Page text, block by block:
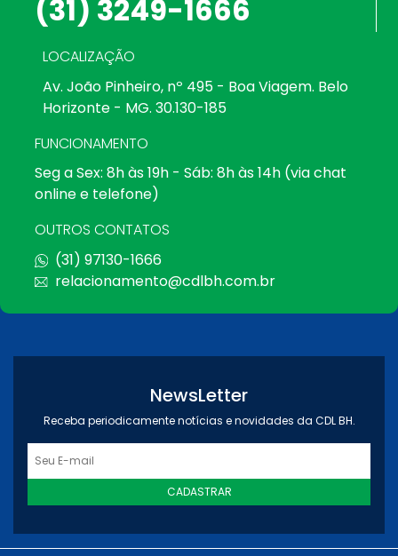
(31) 3249-1666
LOCALIZAÇÃO
Av. João Pinheiro, nº 495 - Boa Viagem. Belo
Horizonte - MG. 30.130-185
FUNCIONAMENTO
Seg a Sex: 8h às 19h - Sáb: 8h às 14h (via chat
online e telefone)
OUTROS CONTATOS
(31) 97130-1666
relacionamento@cdlbh.com.br
NewsLetter
Receba periodicamente notícias e novidades da CDL BH.
CADASTRAR